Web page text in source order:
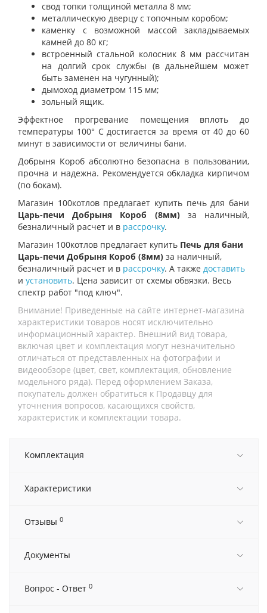
свод топки толщиной металла 8 мм;
металлическую дверцу с топочным коробом;
каменку с возможной массой закладываемых
камней до 80 кг;
встроенный стальной колосник 8 мм рассчитан
на долгий срок службы (в дальнейшем может
быть заменен на чугунный);
дымоход диаметром 115 мм;
зольный ящик.
Эффектное прогревание помещения вплоть до
температуры 100° С достигается за время от 40 до 60
минут в зависимости от величины бани.
Добрыня Короб абсолютно безопасна в пользовании,
прочна и надежна. Рекомендуется обкладка кирпичом
(по бокам).
Магазин 100котлов предлагает купить печь для бани
Царь-печи Добрыня Короб (8мм)за наличный,
безналичный расчет и в рассрочку.
Магазин 100котлов предлагает купить Печь для бани
Царь-печи Добрыня Короб (8мм) за наличный,
безналичный расчет и в рассрочку. А также доставить
и установить. Цена зависит от схемы обвязки. Весь
спектр работ "под ключ".
Внимание! Приведенные на сайте интернет-магазина
характеристики товаров носят исключительно
информационный характер. Внешний вид товара,
включая цвет и комплектация могут незначительно
отличаться от представленных на фотографии и
видеообзоре (цвет, свет, комплектация, обновление
модельного ряда). Перед оформлением Заказа,
покупатель должен обратиться к Продавцу для
уточнения вопросов, касающихся свойств,
характеристик и комплектации товара.
Комплектация
Характеристики
Отзывы 0
Документы
Вопрос - Ответ 0